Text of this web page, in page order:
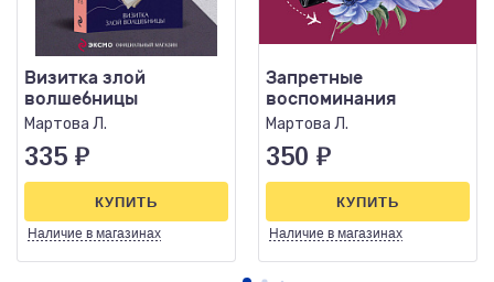
Визитка злой
волшебницы
Мартова Л.
335 ₽
Наличие в магазинах
КУПИТЬ
Запретные
воспоминания
Мартова Л.
350 ₽
Наличие в магазинах
КУПИТЬ